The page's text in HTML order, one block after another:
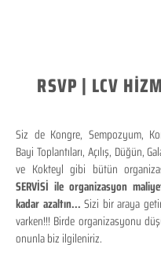
RSVP | LCV
Siz de Kongre, Sempozyum,
Bayi Toplantıları, Açılış, Düğün,
ve Kokteyl gibi bütün
SERVİSİ ile organizasyon
kadar azaltın...Sizi bir araya
varken!!! Birde organizasyonu
onunla biz ilgileniriz.